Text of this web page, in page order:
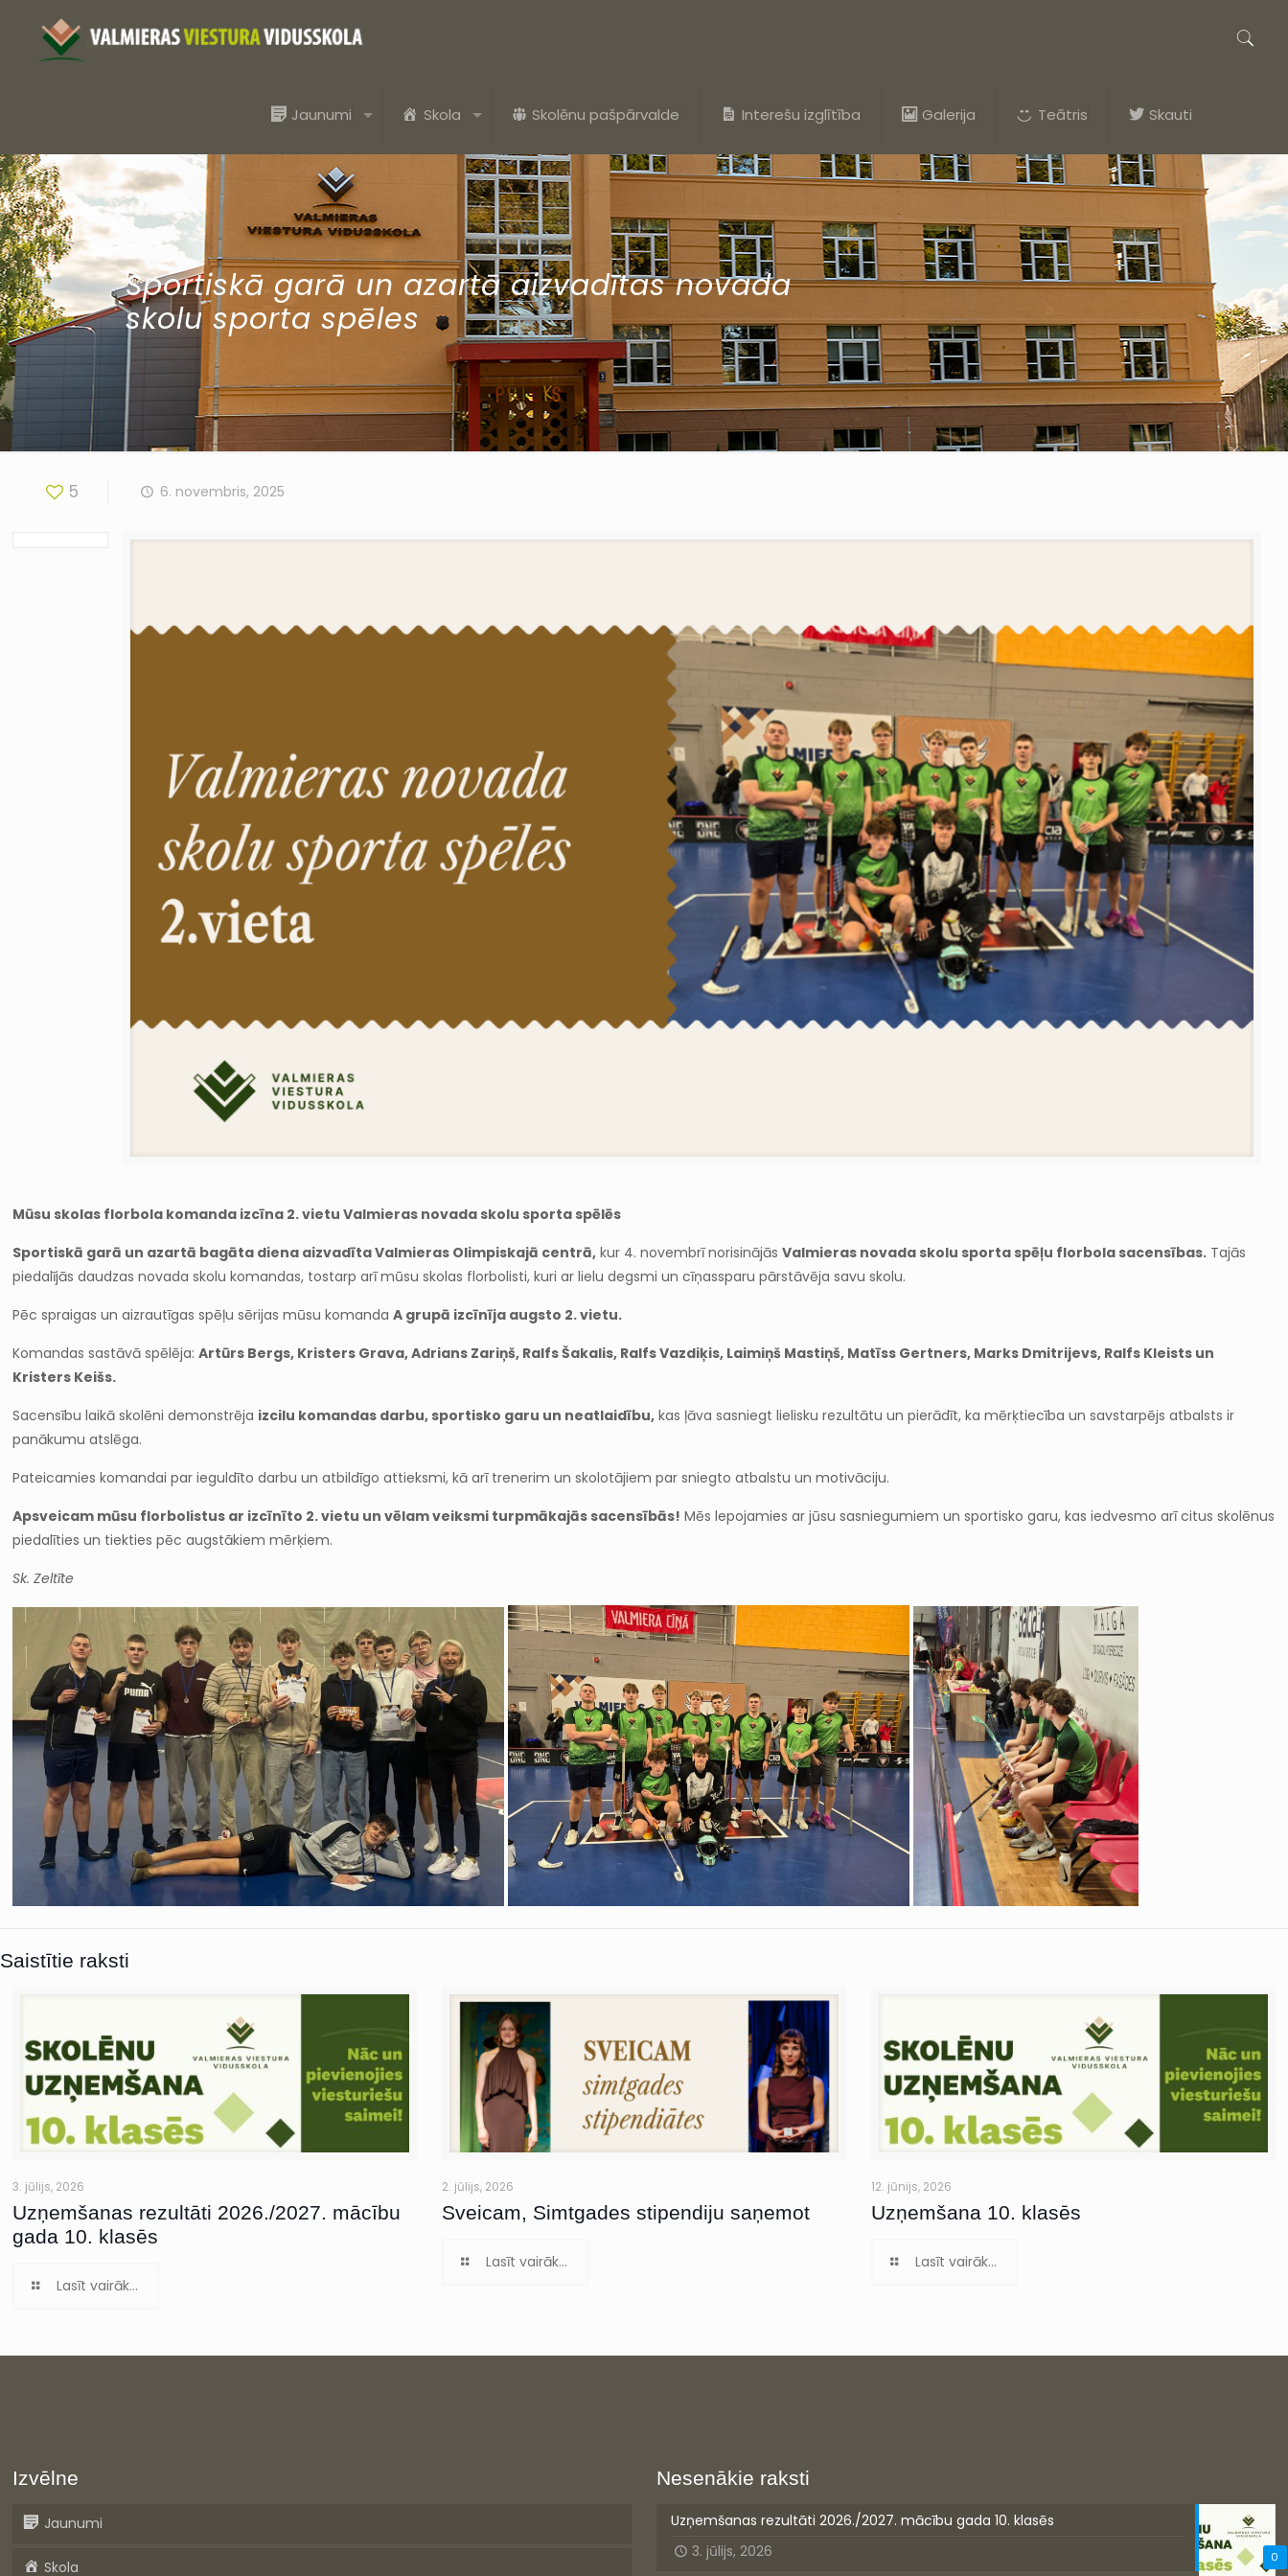
Jaunumi Skola Skolēnu pašpārvalde Interešu izglītība Galerija Teātris Skauti
Sportiskā garā un azartā aizvadītas novada
skolu sporta spēles
5 6. novembris, 2025
Mūsu skolas florbola komanda izcīna 2. vietu Valmieras novada skolu sporta spēlēs
Sportiskā garā un azartā bagāta diena aizvadīta Valmieras Olimpiskajā centrā, kur 4. novembrī norisinājāsValmieras novada skolu sporta spēļu florbola sacensības. Tajās
piedalījās daudzas novada skolu komandas, tostarp arī mūsu skolas florbolisti, kuri ar lielu degsmi un cīņassparu pārstāvēja savu skolu.
Pēc spraigas un aizrautīgas spēļu sērijas mūsu komandaA grupā izcīnīja augsto 2. vietu.
Komandas sastāvā spēlēja:Artūrs Bergs, Kristers Grava, Adrians Zariņš, Ralfs Šakalis, Ralfs Vazdiķis, Laimiņš Mastiņš, Matīss Gertners, Marks Dmitrijevs, Ralfs Kleists un
Kristers Keišs.
Sacensību laikā skolēni demonstrēja izcilu komandas darbu, sportisko garu un neatlaidību, kas ļāva sasniegt lielisku rezultātu un pierādīt, ka mērķtiecība un savstarpējs atbalsts ir
panākumu atslēga.
Pateicamies komandai par ieguldīto darbu un atbildīgo attieksmi, kā arī trenerim un skolotājiem par sniegto atbalstu un motivāciju.
Apsveicam mūsu florbolistus ar izcīnīto 2. vietu un vēlam veiksmi turpmākajās sacensībās! Mēs lepojamies ar jūsu sasniegumiem un sportisko garu, kas iedvesmo arī citus skolēnus
piedalīties un tiekties pēc augstākiem mērķiem.
Sk. Zeltīte
Saistītie raksti
3. jūlijs, 2026
Uzņemšanas rezultāti 2026./2027. mācību
gada 10. klasēs
Lasīt vairāk...
2. jūlijs, 2026
Sveicam, Simtgades stipendiju saņemot
Lasīt vairāk...
12. jūnijs, 2026
Uzņemšana 10. klasēs
Lasīt vairāk...
Izvēlne
Jaunumi
Skola
Nesenākie raksti
0
Uzņemšanas rezultāti 2026./2027. mācību gada 10. klasēs
3. jūlijs, 2026